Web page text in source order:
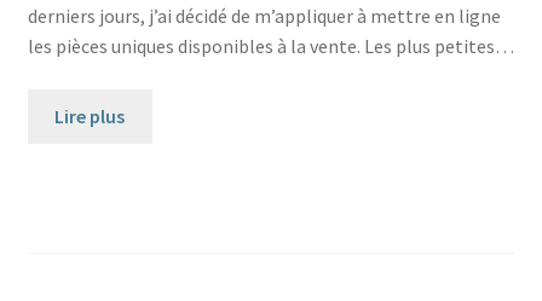
derniers jours, j’ai décidé de m’appliquer à mettre en ligne
les pièces uniques disponibles à la vente. Les plus petites…
Lire plus